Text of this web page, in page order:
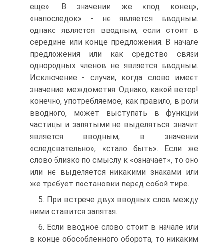
еще». В значении же «под конец»,
«напоследок» - не является вводным.
однако является вводным, если стоит в
середине или конце предложения. В начале
предложения или как средство связи
однородных членов не является вводным.
Исключение - случаи, когда слово имеет
значение междометия: Однако, какой ветер!
конечно, употребляемое, как правило, в роли
вводного, может выступать в функции
частицы и запятыми не выделяться. значит
является вводным, в значении
«следовательно», «стало быть». Если же
слово близко по смыслу к «означает», то оно
или не выделяется никакими знаками или
же требует постановки перед собой тире.
5. При встрече двух вводных слов между
ними ставится запятая.
6. Если вводное слово стоит в начале или
в конце обособленного оборота, то никаким